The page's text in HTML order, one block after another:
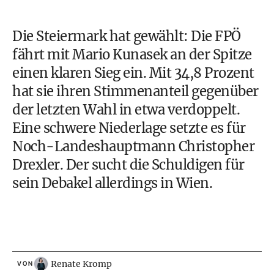
Die Steiermark hat gewählt: Die FPÖ
fährt mit Mario Kunasek an der Spitze
einen klaren Sieg ein. Mit 34,8 Prozent
hat sie ihren Stimmenanteil gegenüber
der letzten Wahl in etwa verdoppelt.
Eine schwere Niederlage setzte es für
Noch-Landeshauptmann Christopher
Drexler. Der sucht die Schuldigen für
sein Debakel allerdings in Wien.
VON Renate Kromp